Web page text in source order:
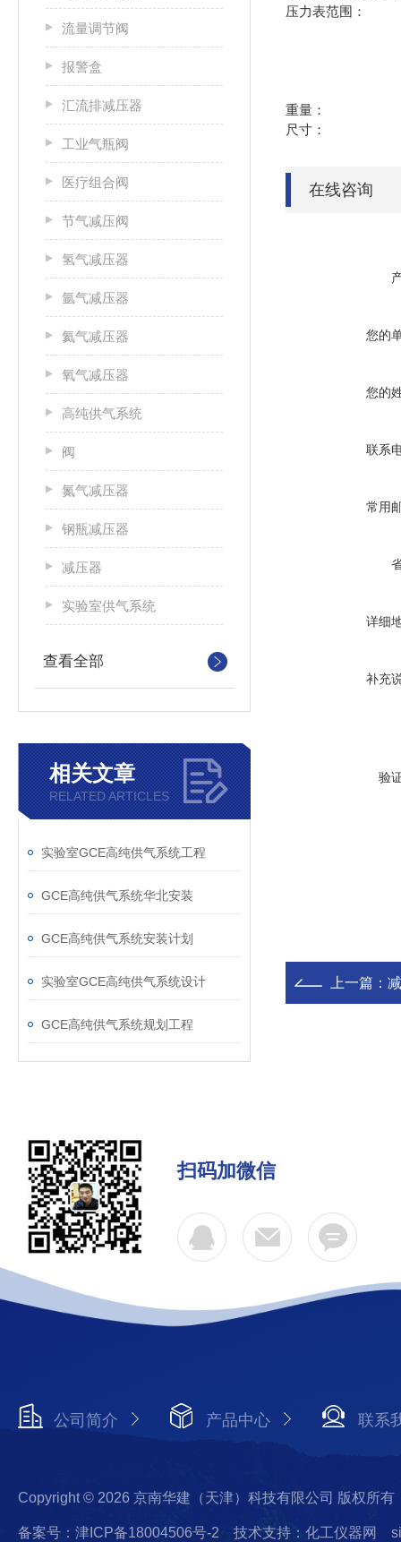
流量调节阀
报警盒
汇流排减压器
工业气瓶阀
医疗组合阀
节气减压阀
氢气减压器
氩气减压器
氦气减压器
氧气减压器
高纯供气系统
阀
氮气减压器
钢瓶减压器
减压器
实验室供气系统
查看全部
相关文章
RELATED ARTICLES
实验室GCE高纯供气系统工程
GCE高纯供气系统华北安装
GCE高纯供气系统安装计划
实验室GCE高纯供气系统设计
GCE高纯供气系统规划工程
压力表范围： -
重量： 型号-
尺寸
在线咨询
您的
您的
联系
常用
详细
补充
验
上一篇：
扫码加微信
公司简介 产品中心 联系
Copyright © 2026 京南华建（天津）科技有限公司 版权所有
备案号：津ICP备18004506号-2 技术支持：化工仪器网